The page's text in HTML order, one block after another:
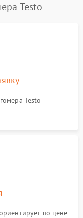
Testo
Testo
по цене